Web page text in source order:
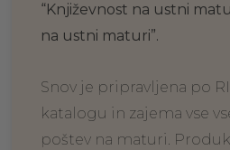
“Književnost na ustni
na ustni maturi”.
Snov je pripravljena po
katalogu in zajema vse
poštev na maturi.